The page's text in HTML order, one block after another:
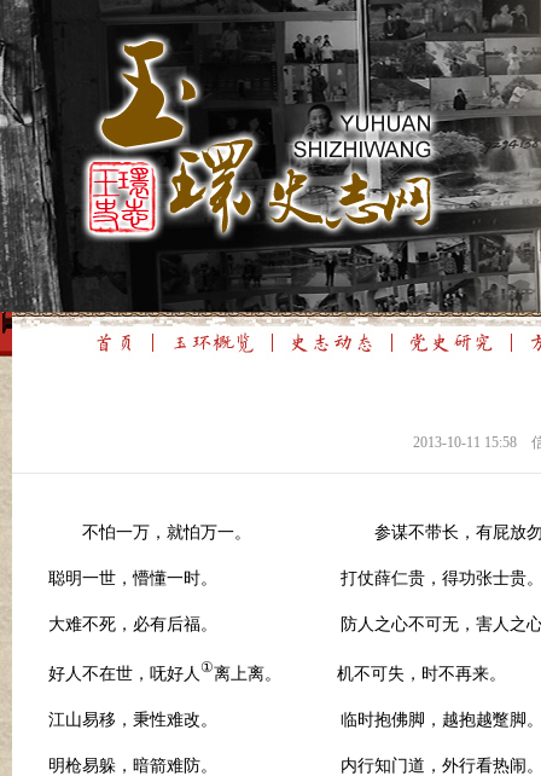
2013-10-11 15:58
不怕一万，就怕万一。 参谋不带长，有屁放
聪明一世，懵懂一时。 打仗薛仁贵，得功张士贵
大难不死，必有后福。 防人之心不可无，害人之
好人不在世，呒好人 ①离上离。 机不可失，时不再来。
江山易移，秉性难改。 临时抱佛脚，越抱越蹩
明枪易躲，暗箭难防。 内行知门道，外行看热